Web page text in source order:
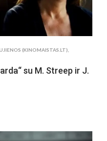
(KINOMAISTAS.LT)
su M. Streep ir J.